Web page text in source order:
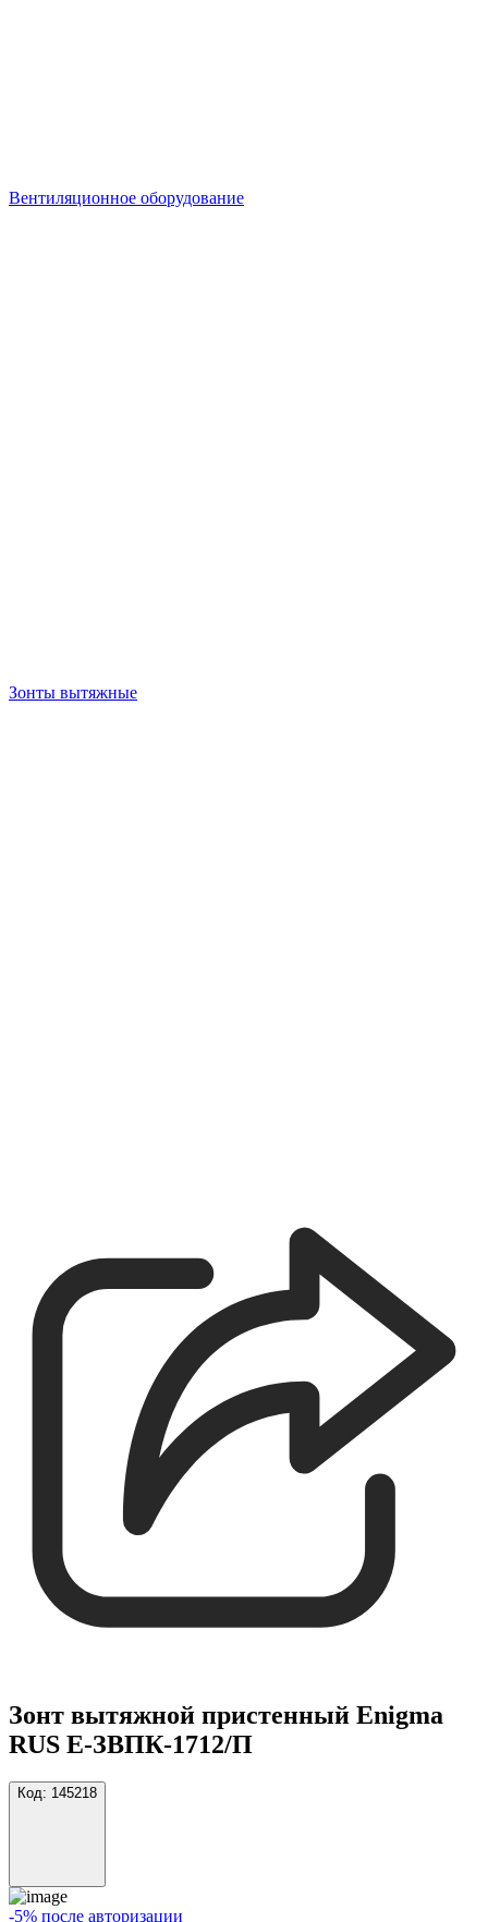
Вентиляционное оборудование
Зонты вытяжные
Зонт вытяжной пристенный Enigma
RUS Е-ЗВПК-1712/П
Код: 145218
-5% после авторизации